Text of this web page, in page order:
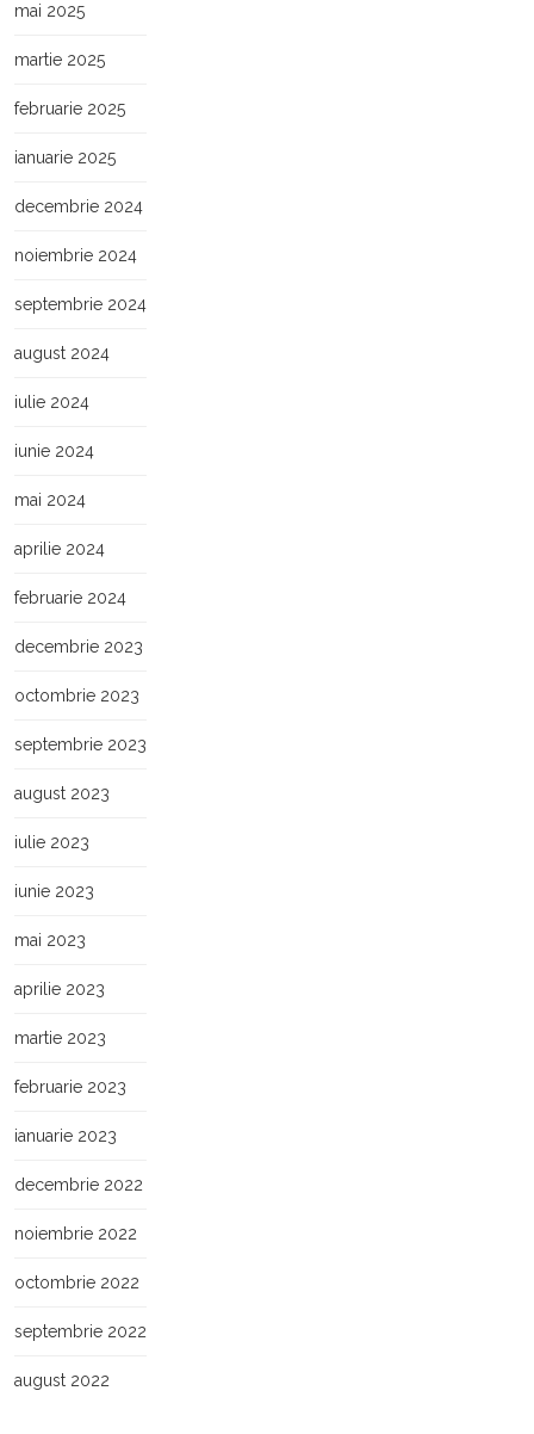
mai 2025
martie 2025
februarie 2025
ianuarie 2025
decembrie 2024
noiembrie 2024
septembrie 2024
august 2024
iulie 2024
iunie 2024
mai 2024
aprilie 2024
februarie 2024
decembrie 2023
octombrie 2023
septembrie 2023
august 2023
iulie 2023
iunie 2023
mai 2023
aprilie 2023
martie 2023
februarie 2023
ianuarie 2023
decembrie 2022
noiembrie 2022
octombrie 2022
septembrie 2022
august 2022